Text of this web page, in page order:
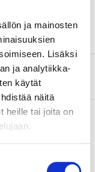
ja mainosten
Lisäksi
ja analytiikka-
käytät
näitä
heille tai joita on
2 hours!